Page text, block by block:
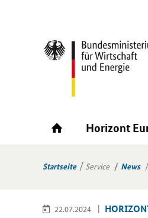
Horizont
Startseite Service News
22.07.2024